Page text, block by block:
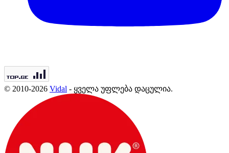
© 2010-2026 Vidal - ყველა უფლება დაცულია.